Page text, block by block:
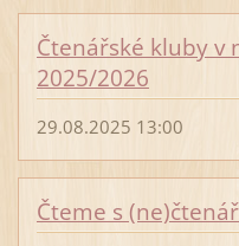
Čtenářské kluby v
2025/2026
29.08.2025 13:00
Čteme s